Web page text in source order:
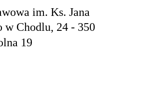
im. Ks. Jana
w Chodlu, 24 - 350
19